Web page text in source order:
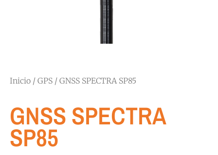
Inicio / GPS / GNSS SPECTRA SP85
GNSS SPECTRA
SP85